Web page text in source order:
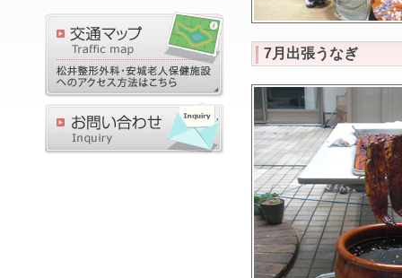
7月出張うなぎ